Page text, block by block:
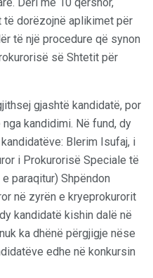
të dorëzojnë aplikimet për
të një procedure që synon
së Shtetit për
gjashtë kandidatë, por
kandidimi. Në fund, dy
Blerim Isufaj, i
i Prokurorisë Speciale të
paraqitur) Shpëndon
në zyrën e kryeprokurorit
kandidatë kishin dalë në
ka dhënë përgjigje nëse
edhe në konkursin